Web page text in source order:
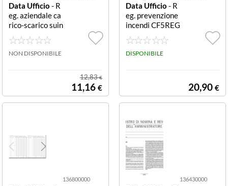
Data Ufficio - R
eg. aziendale ca
rico-scarico suin
i CF2 REGISTR
O DU1383110
00 CF2 REGIST
NON DISPONIBILE
12,83€
11,16 €
Data Ufficio - R
eg. prevenzione
incendi CF5REG
ISTRO SICURE
ZZA/PREV DU1
37550000 REG
ZIONE INCEND
5 PZ)
DISPONIBILE
20,90 €
136800000 136430000